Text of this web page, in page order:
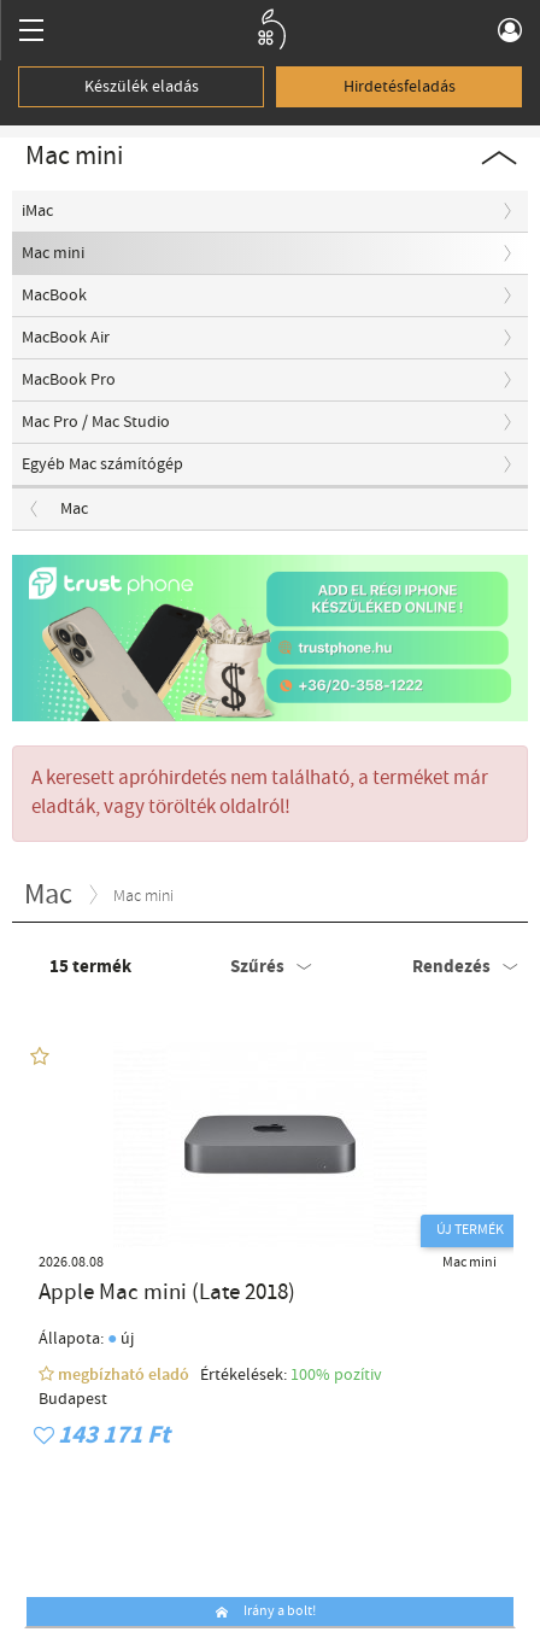
Készülék eladás Hirdetésfeladás
Mac mini
iMac
Mac mini
MacBook
MacBook Air
MacBook Pro
Mac Pro / Mac Studio
Egyéb Mac számítógép
Mac
A keresett apróhirdetés nem található, a terméket már
eladták, vagy törölték oldalról!
Mac Mac mini
15termék Szűrés Rendezés
ÚJ TERMÉK
2026.08.08
Mac mini
Apple Mac mini (Late 2018)
Állapota: ● új
megbízható eladó
Értékelések: 100% pozítiv
Budapest
143 171 Ft
Irány a bolt!